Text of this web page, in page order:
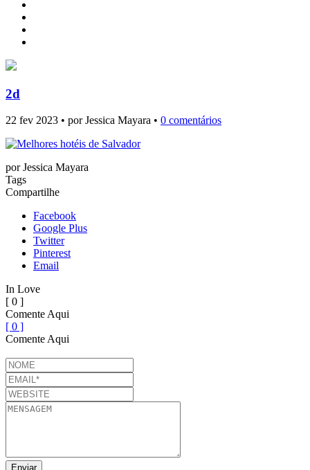
2d
22 fev 2023 • por Jessica Mayara • 0 comentários
porJessica Mayara
Tags
Compartilhe
Facebook
Google Plus
Twitter
Pinterest
Email
In Love
[ 0 ]
Comente Aqui
[ 0 ]
Comente Aqui